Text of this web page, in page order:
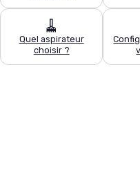
🧹
Quel aspirateur
choisir ?